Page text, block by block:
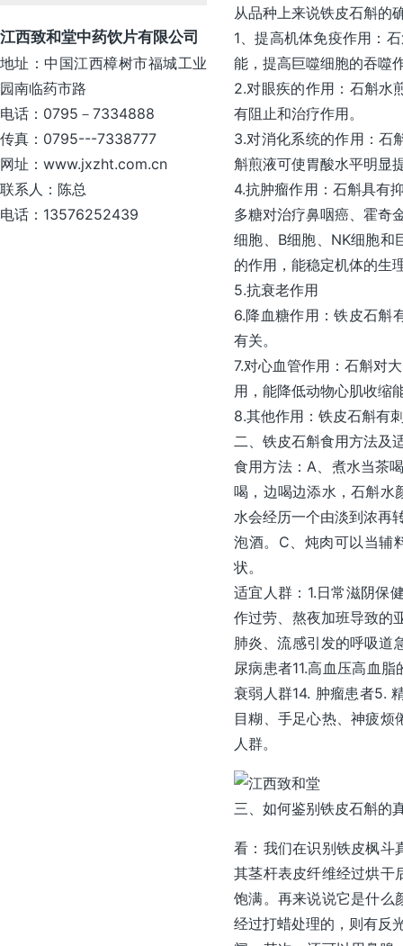
江西致和堂中药饮片有限公司
地址：中国江西樟树市福城工业
园南临药市路
电话：0795－7334888
传真：0795---7338777
网址：www.jxzht.com.cn
联系人：陈总
电话：13576252439
从品种上来说铁皮石斛的
1、提高机体免疫作用：
能，提高巨噬细胞的吞噬
2.对眼疾的作用：石斛水
有阻止和治疗作用。
3.对消化系统的作用：石
斛煎液可使胃酸水平明显
4.抗肿瘤作用：石斛具有
多糖对治疗鼻咽癌、霍奇
细胞、B细胞、NK细胞和
的作用，能稳定机体的生
5.抗衰老作用
6.降血糖作用：铁皮石斛
有关。
7.对心血管作用：石斛对
用，能降低动物心肌收缩
8.其他作用：铁皮石斛有
二、铁皮石斛食用方法及
食用方法：A、煮水当茶
喝，边喝边添水，石斛水
水会经历一个由淡到浓再
泡酒。C、炖肉可以当辅
状。
适宜人群：1.日常滋阴保
作过劳、熬夜加班导致的
肺炎、流感引发的呼吸道
尿病患者11.高血压高血
衰弱人群14. 肿瘤患者5.
目糊、手足心热、神疲烦
人群。
三、如何鉴别铁皮石斛的
看：我们在识别铁皮枫斗
其茎杆表皮纤维经过烘干
饱满。再来说说它是什么
经过打蜡处理的，则有反